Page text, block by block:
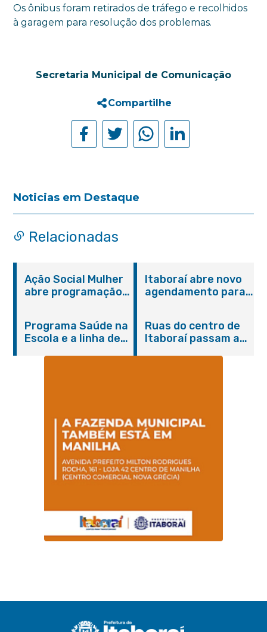
Os ônibus foram retirados de tráfego e recolhidos
à garagem para resolução dos problemas.
Secretaria Municipal de Comunicação
Compartilhe
Noticias em Destaque
Relacionadas
Ação Social Mulher
abre programação
serviços gratuitos e
orientações
Itaboraí abre novo
agendamento para
Programa Saúde na
Escola e a linha de
Magalhães Seabra
Ruas do centro de
Itaboraí passam a